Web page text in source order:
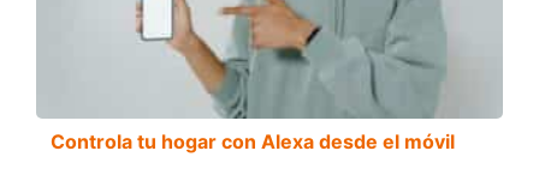
Controla tu hogar con Alexa desde el móvil